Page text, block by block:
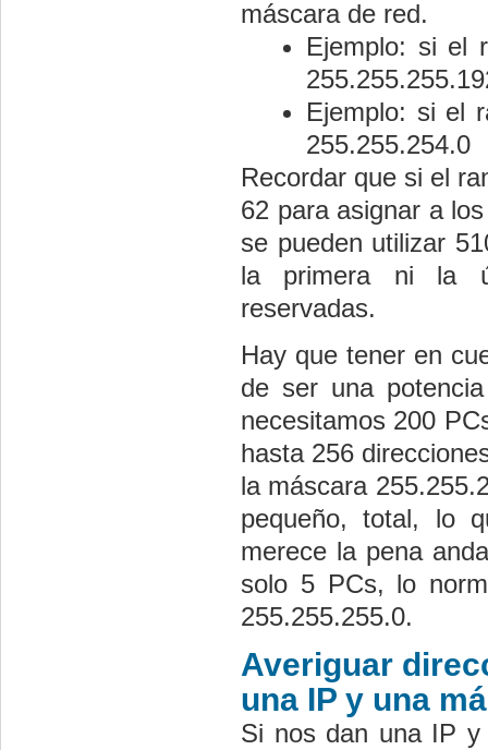
máscara de red.
Ejemplo: si el
Ejemplo: si el
255.255.254.0
Recordar que si el
62 para asignar a
se pueden utilizar
la primera ni la
reservadas.
Hay que tener en
de ser una
necesitamos 200
hasta 256
la máscara
pequeño, total, lo
merece la pena
solo 5 PCs, lo
255.255.255.0.
Averiguar
una IP y una
Si nos dan una IP y